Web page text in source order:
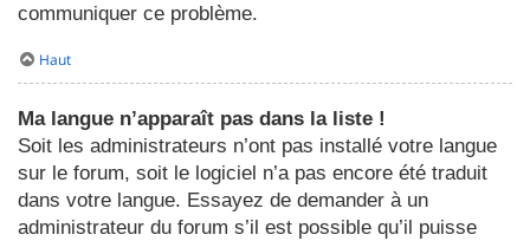
communiquer ce problème.
Haut
Ma langue n’apparaît pas dans la liste !
Soit les administrateurs n’ont pas installé votre langue
sur le forum, soit le logiciel n’a pas encore été traduit
dans votre langue. Essayez de demander à un
administrateur du forum s’il est possible qu’il puisse